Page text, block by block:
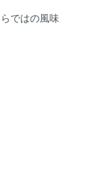
ではの風味